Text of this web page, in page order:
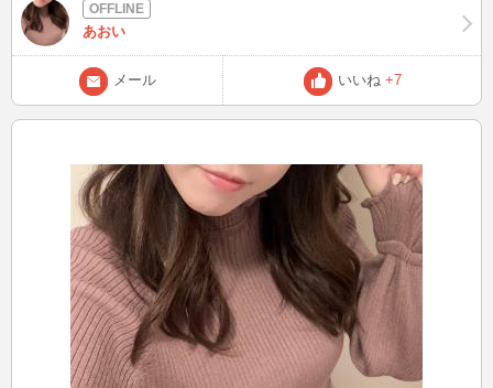
あおい
メール いいね +7